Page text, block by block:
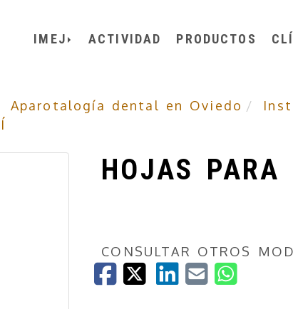
IMEJ ACTIVIDAD PRODUCTOS
Aparotalogía dental en Oviedo
HOJAS PARA
CONSULTAR OTROS